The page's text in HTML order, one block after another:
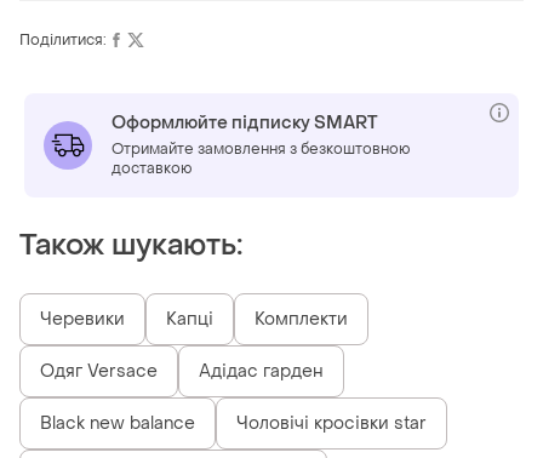
Поділитися:
Оформлюйте підписку SMART
Отримайте замовлення з безкоштовною
доставкою
Також шукають:
Черевики Капці Комплекти
Одяг Versace Адідас гарден
Black new balance Чоловічі кросівки star